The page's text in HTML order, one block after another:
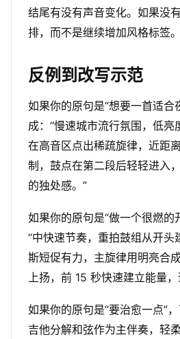
结尾有没有声音变化。如果没
排，而不是继续增加风格标签。
反例到改写示范
如果你的原句是“想要一首适合
成：“慢速城市流行氛围，低
在高音区点出稀疏旋律，近距
制，鼓点在第二段后轻轻进入
的独处感。”
如果你的原句是“做一个很燃的
“中快速节奏，重拍鼓组从开头
斯短促有力，主旋律用明亮合
上扬，前 15 秒快速建立能量
如果你的原句是“要治愈一点”
吉他分解和弦作为主伴奏，轻